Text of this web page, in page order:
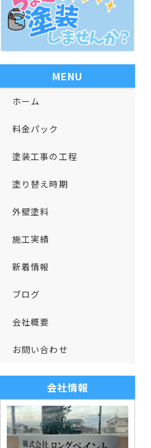
MENU
ホーム
料金パック
塗装工事の工程
塗り替え時期
外壁塗料
施工実績
新着情報
ブログ
会社概要
お問い合わせ
会社情報